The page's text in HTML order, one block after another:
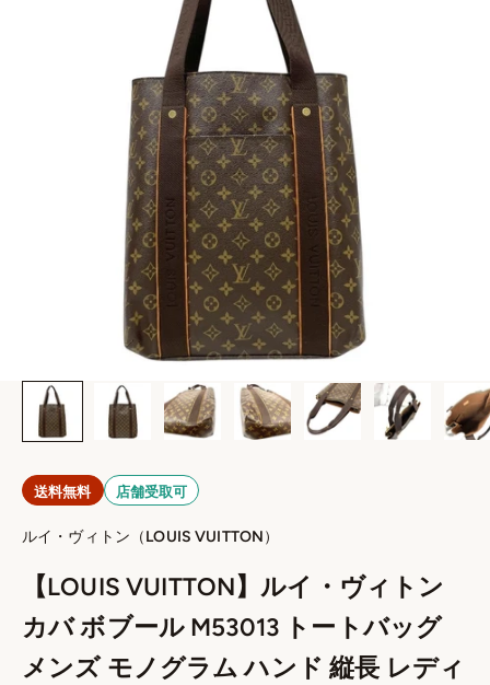
送料無料 店舗受取可
ルイ・ヴィトン（LOUIS VUITTON）
【LOUIS VUITTON】ルイ・ヴィトン
カバ ボブール M53013 トートバッグ
メンズ モノグラム ハンド 縦長 レディ